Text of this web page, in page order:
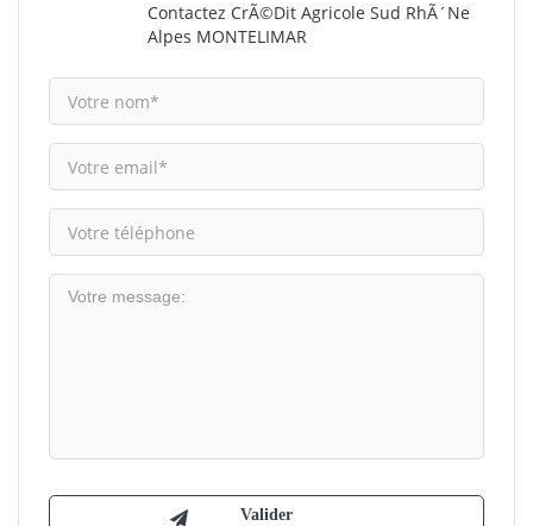
Contactez CrÃ©dit Agricole Sud RhÃ´ne
Alpes MONTELIMAR